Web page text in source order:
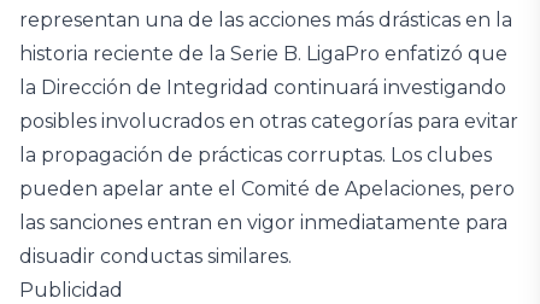
representan una de las acciones más drásticas en la
historia reciente de la Serie B. LigaPro enfatizó que
la Dirección de Integridad continuará investigando
posibles involucrados en otras categorías para evitar
la propagación de prácticas corruptas. Los clubes
pueden apelar ante el Comité de Apelaciones, pero
las sanciones entran en vigor inmediatamente para
disuadir conductas similares.
Publicidad